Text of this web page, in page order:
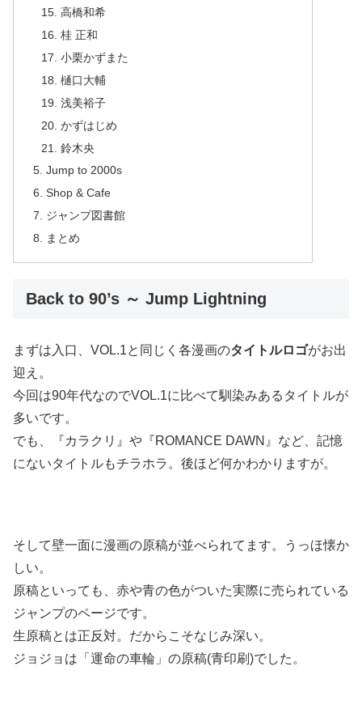
高橋和希
桂 正和
小栗かずまた
樋口大輔
浅美裕子
かずはじめ
鈴木央
Jump to 2000s
Shop & Cafe
ジャンプ図書館
まとめ
Back to 90’s ～ Jump Lightning
まずは入口、VOL.1と同じく各漫画のタイトルロゴがお出
迎え。
今回は90年代なのでVOL.1に比べて馴染みあるタイトルが
多いです。
でも、『カラクリ』や『ROMANCE DAWN』など、記憶
にないタイトルもチラホラ。後ほど何かわかりますが。
そして壁一面に漫画の原稿が並べられてます。うっほ懐か
しい。
原稿といっても、赤や青の色がついた実際に売られている
ジャンプのページです。
生原稿とは正反対。だからこそなじみ深い。
ジョジョは「運命の車輪」の原稿(青印刷)でした。